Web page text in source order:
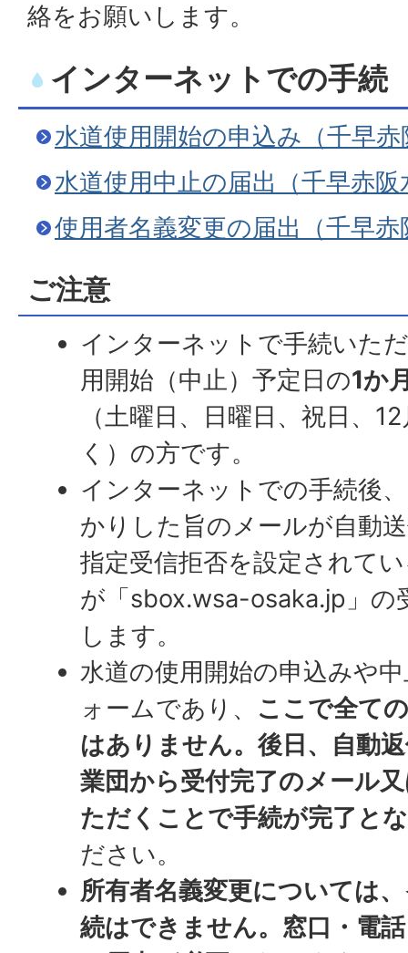
絡をお願いします。
インターネットでの手続
水道使用開始の申込み（千早
水道使用中止の届出（千早赤
使用者名義変更の届出（千早
ご注意
インターネットで手続いた
用開始（中止）予定日の1か
（土曜日、日曜日、祝日、
く）の方です。
インターネットでの手続後
かりした旨のメールが自動
指定受信拒否を設定されて
が「sbox.wsa-osaka.jp」の
します。
水道の使用開始の申込みや
ォームであり、 ここで全て
はありません。後日、自動
業団から受付完了のメール
ただくことで手続が完了と
ださい。
所有者名義変更については
続はできません。窓口・電